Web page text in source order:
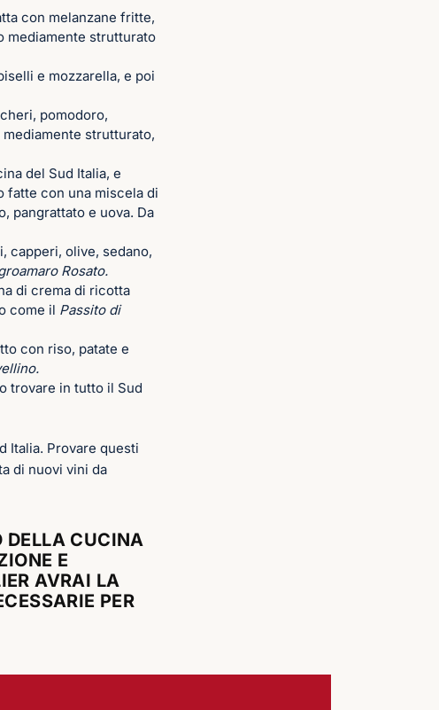
con melanzane fritte,
mediamente strutturato
e mozzarella, e poi
pomodoro,
strutturato,
del Sud Italia, e
fatte con una miscela di
pangrattato e uova. Da
capperi, olive, sedano,
Rosato.
di crema di ricotta
come il Passito di
con riso, patate e
trovare in tutto il Sud
Italia. Provare questi
di nuovi vini da
DELLA CUCINA
E
AVRAI LA
PER